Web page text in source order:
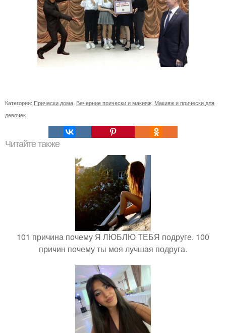
Категории: Прически дома, Вечерние прически и макияж, Макияж и прически для
девочек
Читайте также
101 причина почему Я ЛЮБЛЮ ТЕБЯ подруге. 100
причин почему ты моя лучшая подруга.